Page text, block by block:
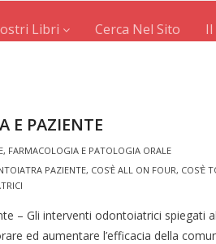
Libri Cerca Nel Sito
E PAZIENTE
FARMACOLOGIA E PATOLOGIA ORALE
PAZIENTE, COS'È ALL ON FOUR, COS'È
– Gli interventi odontoiatrici spiegati
ed aumentare l’efficacia della